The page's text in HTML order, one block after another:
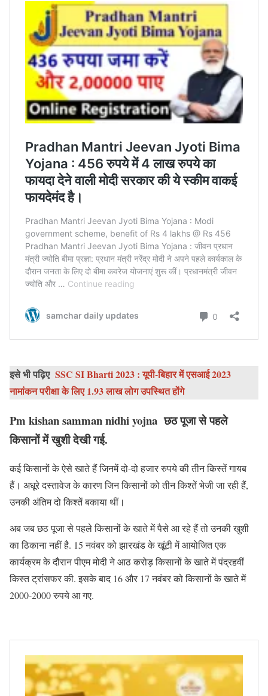
इसे भी पढ़िए SSC SI Bharti 2023 : यूपी-बिहार में एसआई 2023
नामांकन परीक्षा के लिए 1.93 लाख लोग उपस्थित होंगे
Pm kishan samman nidhi yojna छठ पूजा से पहले
किसानों में खुशी देखी गई.
कई किसानों के ऐसे खाते हैं जिनमें दो-दो हजार रुपये की तीन किस्तें गायब
हैं। अधूरे दस्तावेज के कारण जिन किसानों को तीन किश्तें भेजी जा रही हैं,
उनकी अंतिम दो किश्तें बकाया थीं।
अब जब छठ पूजा से पहले किसानों के खाते में पैसे आ रहे हैं तो उनकी खुशी
का ठिकाना नहीं है. 15 नवंबर को झारखंड के खूंटी में आयोजित एक
कार्यक्रम के दौरान पीएम मोदी ने आठ करोड़ किसानों के खाते में पंद्रहवीं
किस्त ट्रांसफर की. इसके बाद 16 और 17 नवंबर को किसानों के खाते में
2000-2000 रुपये आ गए.